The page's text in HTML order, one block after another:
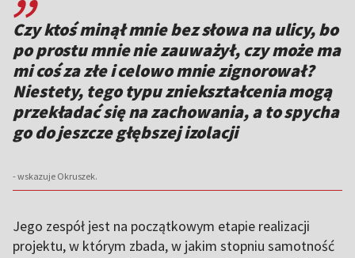
Czy ktoś minął mnie bez słowa na ulicy, bo
po prostu mnie nie zauważył, czy może ma
mi coś za złe i celowo mnie zignorował?
Niestety, tego typu zniekształcenia mogą
przekładać się na zachowania, a to spycha
go do jeszcze głębszej izolacji
- wskazuje Okruszek.
Jego zespół jest na początkowym etapie realizacji
projektu, w którym zbada, w jakim stopniu samotność